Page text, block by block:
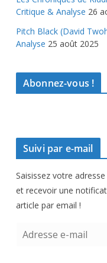
Critique & Analyse 26
Pitch Black (David
Analyse 25 août 2025
Abonnez-vous !
Suivi par e-mail
Saisissez votre
et recevoir une
article par email !